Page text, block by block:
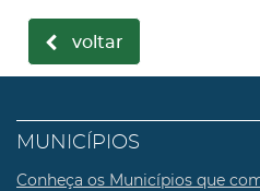
voltar
MUNICÍPIOS
Conheça os Municípios que